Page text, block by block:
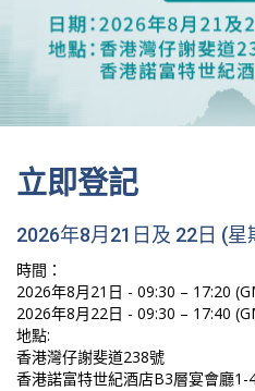
立即登記
2026年8月21日及 22日 (星
時間：
2026年8月21日 - 09:30 – 17:20
2026年8月22日 - 09:30 – 17:40
地點:
香港灣仔謝斐道238號
香港諾富特世紀酒店B3層宴會廳1-